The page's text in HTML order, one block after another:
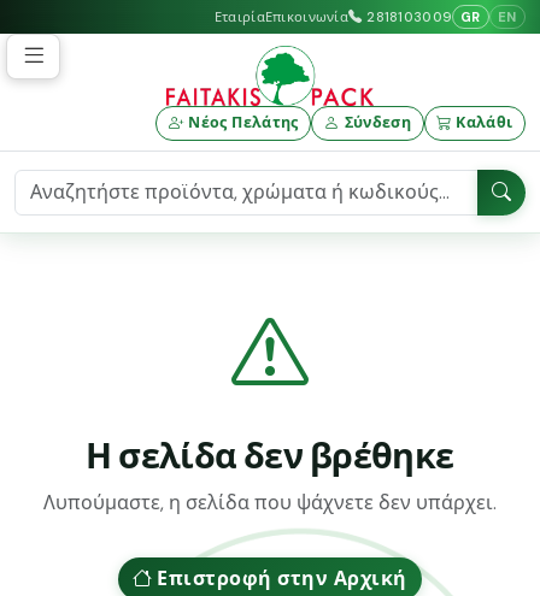
ΕταιρίαΕπικοινωνία 2818103009 GR EN
Νέος Πελάτης Σύνδεση Καλάθι
Η σελίδα δεν βρέθηκε
Λυπούμαστε, η σελίδα που ψάχνετε δεν υπάρχει.
Επιστροφή στην Αρχική